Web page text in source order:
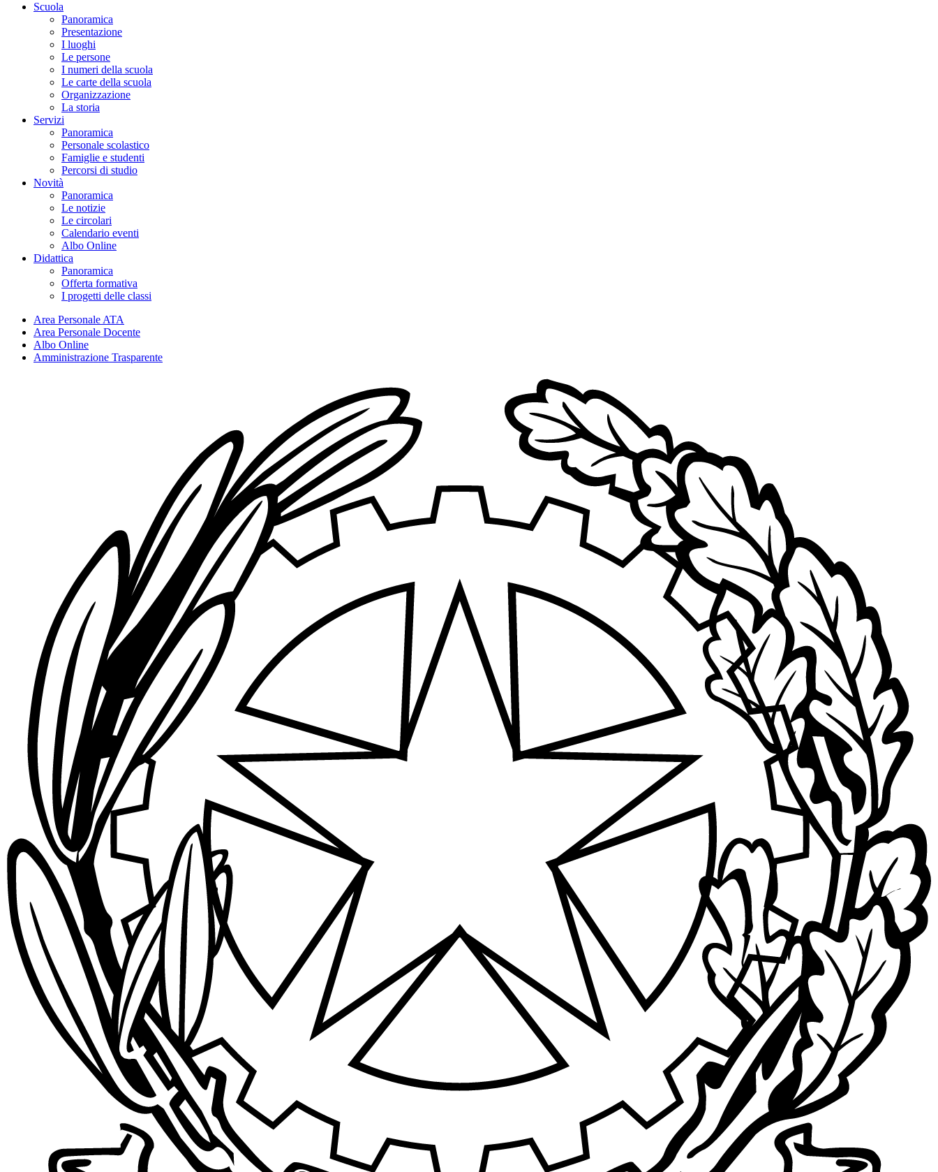
Scuola
Panoramica
Presentazione
I luoghi
Le persone
I numeri della scuola
Le carte della scuola
Organizzazione
La storia
Servizi
Panoramica
Personale scolastico
Famiglie e studenti
Percorsi di studio
Novità
Panoramica
Le notizie
Le circolari
Calendario eventi
Albo Online
Didattica
Panoramica
Offerta formativa
I progetti delle classi
Area Personale ATA
Area Personale Docente
Albo Online
Amministrazione Trasparente